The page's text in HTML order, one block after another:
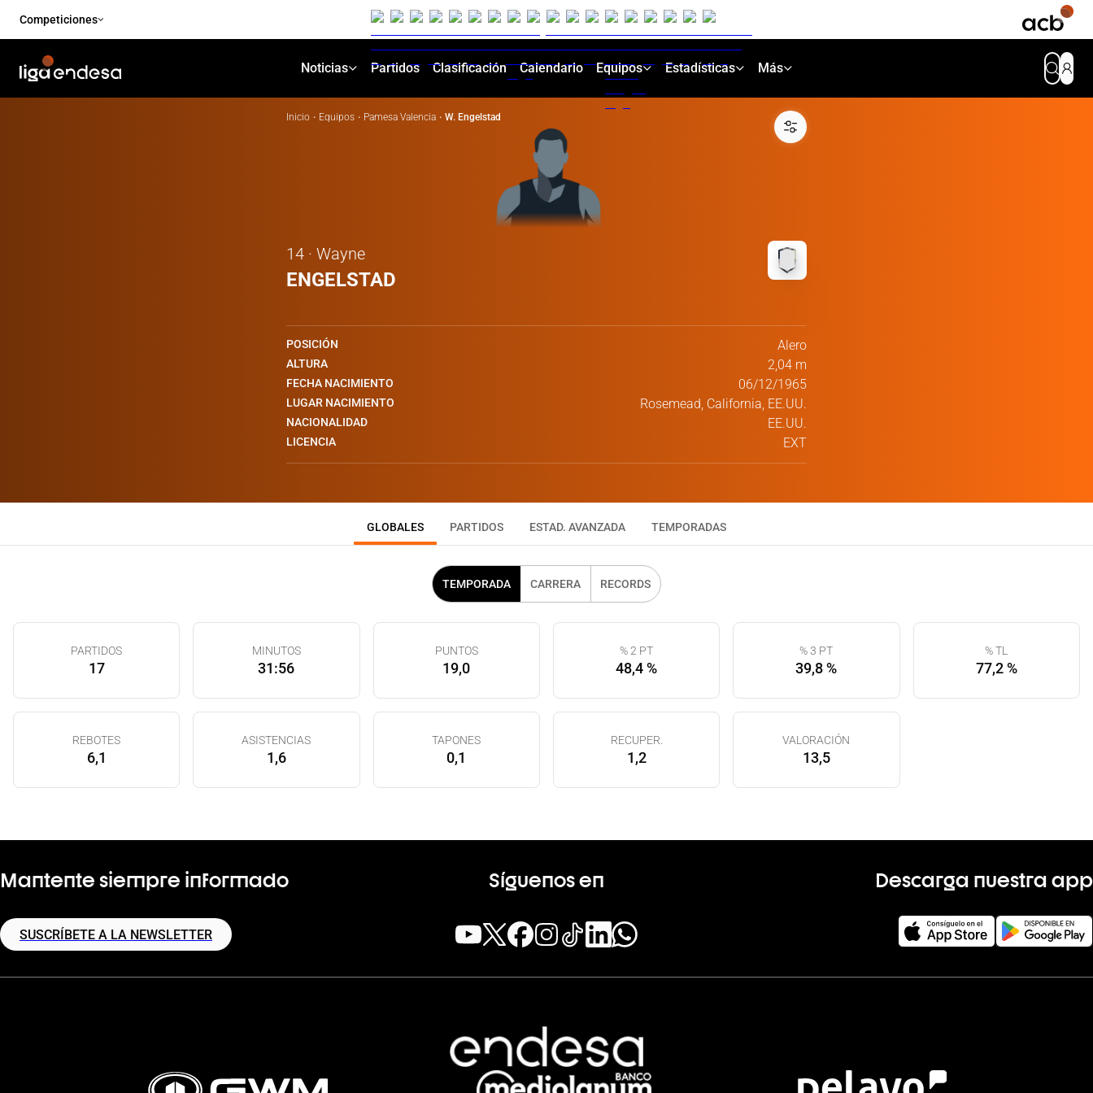
Competiciones
Noticias Partidos Clasificación Calendario Equipos Estadísticas Más
Inicio · Equipos · Pamesa Valencia · W. Engelstad
14 · Wayne
ENGELSTAD
POSICIÓN Alero
ALTURA 2,04 m
FECHA NACIMIENTO 06/12/1965
LUGAR NACIMIENTO Rosemead, California, EE.UU.
NACIONALIDAD EE.UU.
LICENCIA EXT
GLOBALES PARTIDOS ESTAD. AVANZADA TEMPORADAS
TEMPORADA CARRERA RECORDS
PARTIDOS
17
MINUTOS
31:56
PUNTOS
19,0
% 2 PT
48,4 %
% 3 PT
39,8 %
% TL
77,2 %
REBOTES
6,1
ASISTENCIAS
1,6
TAPONES
0,1
RECUPER.
1,2
VALORACIÓN
13,5
Mantente siempre informado
SUSCRÍBETE A LA NEWSLETTER
Síguenos en Descarga nuestra app